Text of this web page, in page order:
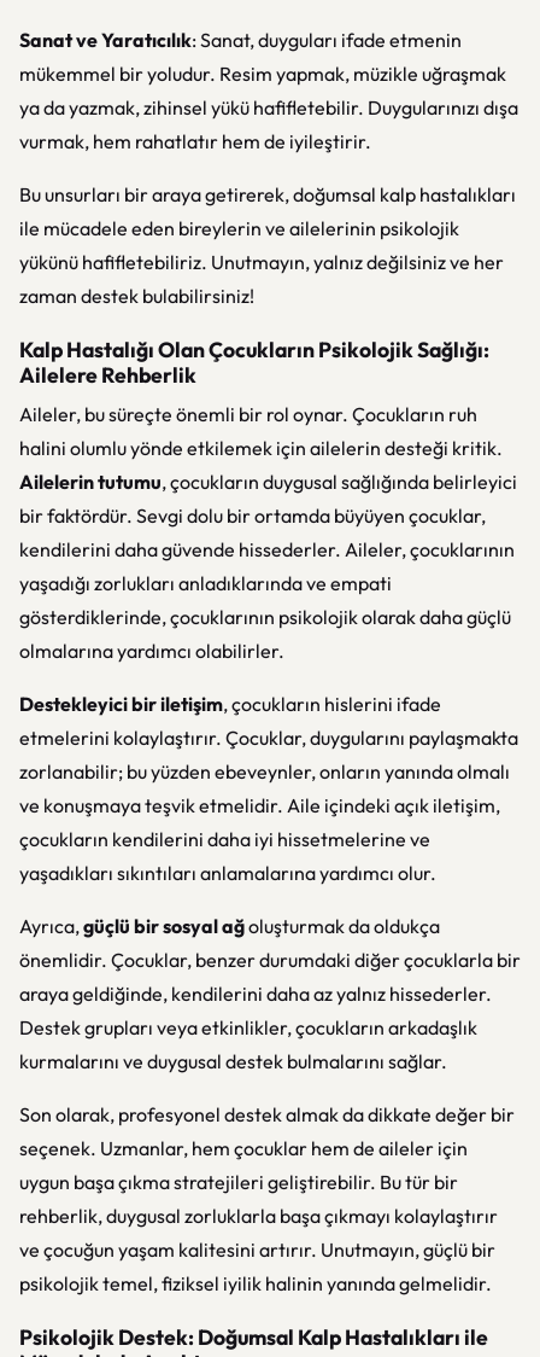
Sanat ve Yaratıcılık: Sanat, duyguları ifade etmenin
mükemmel bir yoludur. Resim yapmak, müzikle uğraşmak
ya da yazmak, zihinsel yükü hafifletebilir. Duygularınızı dışa
vurmak, hem rahatlatır hem de iyileştirir.
Bu unsurları bir araya getirerek, doğumsal kalp hastalıkları
ile mücadele eden bireylerin ve ailelerinin psikolojik
yükünü hafifletebiliriz. Unutmayın, yalnız değilsiniz ve her
zaman destek bulabilirsiniz!
Kalp Hastalığı Olan Çocukların Psikolojik Sağlığı:
Ailelere Rehberlik
Aileler, bu süreçte önemli bir rol oynar. Çocukların ruh
halini olumlu yönde etkilemek için ailelerin desteği kritik.
Ailelerin tutumu, çocukların duygusal sağlığında belirleyici
bir faktördür. Sevgi dolu bir ortamda büyüyen çocuklar,
kendilerini daha güvende hissederler. Aileler, çocuklarının
yaşadığı zorlukları anladıklarında ve empati
gösterdiklerinde, çocuklarının psikolojik olarak daha güçlü
olmalarına yardımcı olabilirler.
Destekleyici bir iletişim, çocukların hislerini ifade
etmelerini kolaylaştırır. Çocuklar, duygularını paylaşmakta
zorlanabilir; bu yüzden ebeveynler, onların yanında olmalı
ve konuşmaya teşvik etmelidir. Aile içindeki açık iletişim,
çocukların kendilerini daha iyi hissetmelerine ve
yaşadıkları sıkıntıları anlamalarına yardımcı olur.
Ayrıca,güçlü bir sosyal ağoluşturmak da oldukça
önemlidir. Çocuklar, benzer durumdaki diğer çocuklarla bir
araya geldiğinde, kendilerini daha az yalnız hissederler.
Destek grupları veya etkinlikler, çocukların arkadaşlık
kurmalarını ve duygusal destek bulmalarını sağlar.
Son olarak, profesyonel destek almak da dikkate değer bir
seçenek. Uzmanlar, hem çocuklar hem de aileler için
uygun başa çıkma stratejileri geliştirebilir. Bu tür bir
rehberlik, duygusal zorluklarla başa çıkmayı kolaylaştırır
ve çocuğun yaşam kalitesini artırır. Unutmayın, güçlü bir
psikolojik temel, fiziksel iyilik halinin yanında gelmelidir.
Psikolojik Destek: Doğumsal Kalp Hastalıkları ile